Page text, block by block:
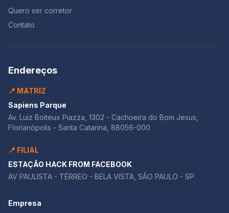
Quero ser corretor
Contato
Endereços
📍 MATRIZ
Sapiens Parque
Av. Luiz Boiteux Piazza, 1302 - Cachoeira do Bom Jesus,
Florianópolis - Santa Catarina, 88056-000
📍 FILIAL
ESTAÇÃO HACK FROM FACEBOOK
AV PAULISTA - TÉRREO - BELA VISTA, SÃO PAULO - SP
Empresa